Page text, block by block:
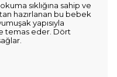
sıklığına sahip ve
hazırlanan bu bebek
yapısıyla
temas eder. Dört